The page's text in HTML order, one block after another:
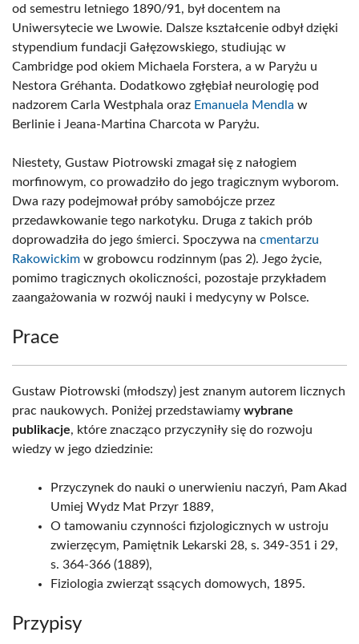
od semestru letniego 1890/91, był docentem na
Uniwersytecie we Lwowie. Dalsze kształcenie odbył dzięki
stypendium fundacji Gałęzowskiego, studiując w
Cambridge pod okiem Michaela Forstera, a w Paryżu u
Nestora Gréhanta. Dodatkowo zgłębiał neurologię pod
nadzorem Carla Westphala oraz Emanuela Mendla w
Berlinie i Jeana-Martina Charcota w Paryżu.
Niestety, Gustaw Piotrowski zmagał się z nałogiem
morfinowym, co prowadziło do jego tragicznym wyborom.
Dwa razy podejmował próby samobójcze przez
przedawkowanie tego narkotyku. Druga z takich prób
doprowadziła do jego śmierci. Spoczywa na cmentarzu
Rakowickim w grobowcu rodzinnym (pas 2). Jego życie,
pomimo tragicznych okoliczności, pozostaje przykładem
zaangażowania w rozwój nauki i medycyny w Polsce.
Prace
Gustaw Piotrowski (młodszy) jest znanym autorem licznych
prac naukowych. Poniżej przedstawiamy wybrane
publikacje, które znacząco przyczyniły się do rozwoju
wiedzy w jego dziedzinie:
Przyczynek do nauki o unerwieniu naczyń, Pam Akad
Umiej Wydz Mat Przyr 1889,
O tamowaniu czynności fizjologicznych w ustroju
zwierzęcym, Pamiętnik Lekarski 28, s. 349-351 i 29,
s. 364-366 (1889),
Fiziologia zwierząt ssących domowych, 1895.
Przypisy